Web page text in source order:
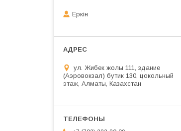
Еркін
ул. Жибек жолы 111, здание
(Аэровокзал) бутик 130, цокольный
этаж, Алматы, Казахстан